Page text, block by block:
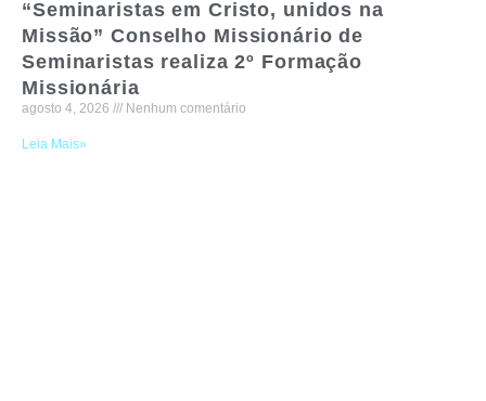
“Seminaristas em Cristo, unidos na
Missão” Conselho Missionário de
Seminaristas realiza 2º Formação
Missionária
agosto 4, 2026 Nenhum comentário
Leia Mais»